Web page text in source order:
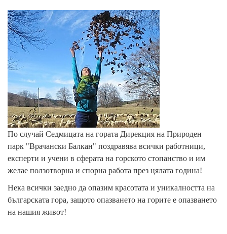
По случай Седмицата на гората Дирекция на Природен
парк "Врачански Балкан" поздравява всички работници,
експерти и учени в сферата на горското стопанство и им
желае ползотворна и спорна работа през цялата година!
Нека всички заедно да опазим красотата и уникалността на
българската гора, защото опазването на горите е опазването
на нашия живот!